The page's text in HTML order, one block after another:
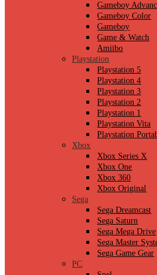
Gameboy
Gameboy Color
Gameboy
Game & Watch
Amiibo
Playstation
Playstation 5
Playstation 4
Playstation 3
Playstation 2
Playstation 1
Playstation Vita
Playstation
Xbox
Xbox Series X
Xbox One
Xbox 360
Xbox Original
Sega
Sega Dreamcast
Sega Saturn
Sega Mega Drive
Sega Master
Sega Game Gear
PC